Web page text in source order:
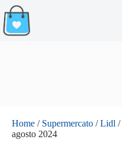
Salta
al
contenuto
Home / Supermercato /Lidl /
agosto 2024